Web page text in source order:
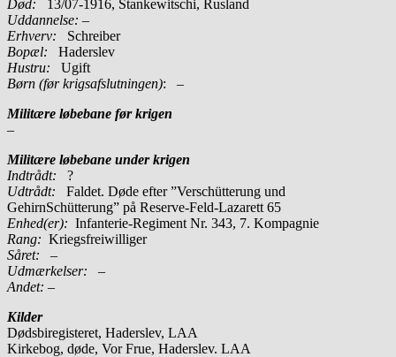
Død: 13/07-1916, Stankewitschi, Rusland
Uddannelse: –
Erhverv: Schreiber
Bopæl: Haderslev
Hustru: Ugift
Børn (før krigsafslutningen): –
Militære løbebane før krigen
–
Militære løbebane under krigen
Indtrådt: ?
Udtrådt: Faldet. Døde efter ”Verschütterung und
GehirnSchütterung” på Reserve-Feld-Lazarett 65
Enhed(er): Infanterie-Regiment Nr. 343, 7. Kompagnie
Rang: Kriegsfreiwilliger
Såret: –
Udmærkelser: –
Andet: –
Kilder
Dødsbiregisteret, Haderslev, LAA
Kirkebog, døde, Vor Frue, Haderslev. LAA